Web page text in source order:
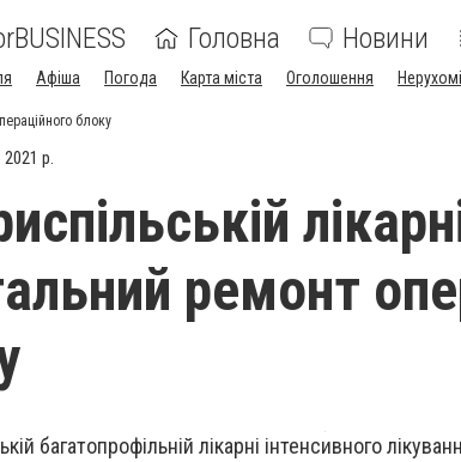
Головна Новини
Афіша Погода Карта міста Оголошення
блоку
р.
ремонт
багатопрофільній лікарні інтенсивного